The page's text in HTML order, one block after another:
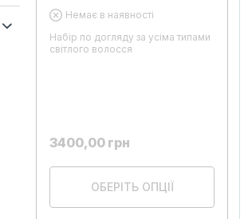
Немає в наявності
Набір по догляду за усіма типами
світлого волосся
3400,00 грн
ОБЕРІТЬ ОПЦІЇ